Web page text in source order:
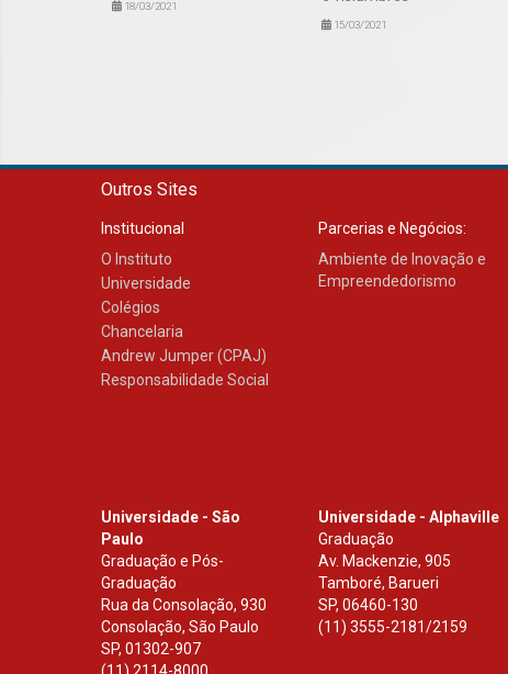
18/03/2021
15/03/2021
Outros Sites
Institucional
O Instituto
Universidade
Colégios
Chancelaria
Andrew Jumper (CPAJ)
Responsabilidade Social
Parcerias e Negócios:
Ambiente de Inovação e
Empreendedorismo
Universidade - São
Paulo
Graduação e Pós-
Graduação
Rua da Consolação, 930
Consolação, São Paulo
SP, 01302-907
(11) 2114-8000
Universidade - Alphaville
Graduação
Av. Mackenzie, 905
Tamboré, Barueri
SP,06460-130
(11) 3555-2181/2159